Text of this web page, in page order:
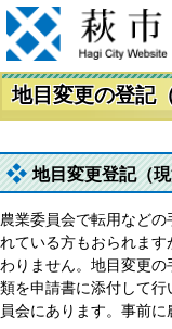
地目変更の登記
地目変更登記（
農業委員会で転用など
れている方もおられま
わりません。地目変更
類を申請書に添付して
員会にあります。事前に